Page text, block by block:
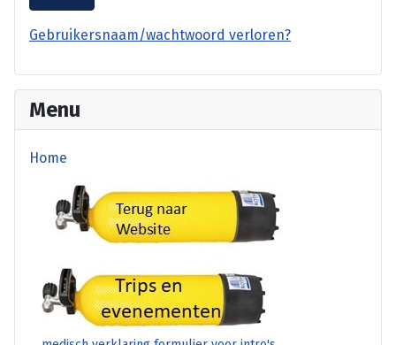
Gebruikersnaam/wachtwoord verloren?
Menu
Home